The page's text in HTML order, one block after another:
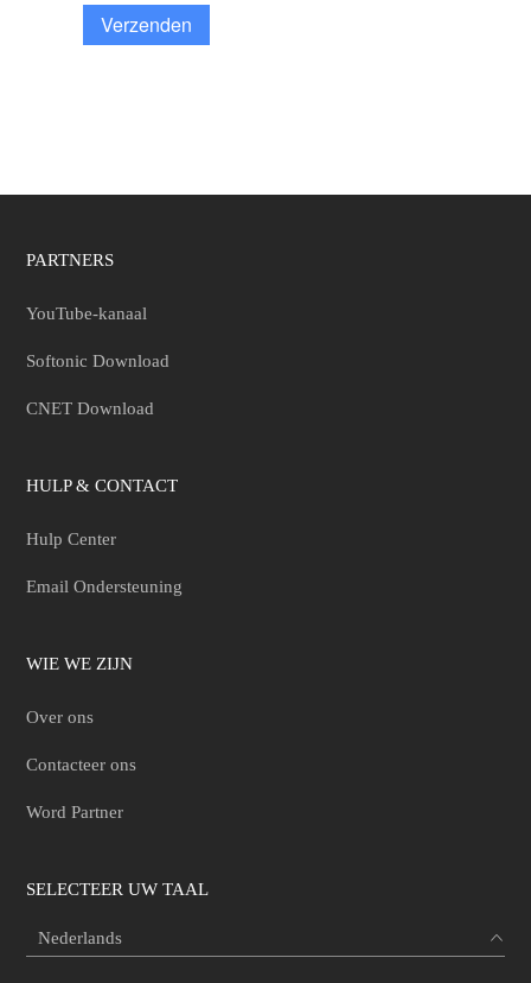
Verzenden
PARTNERS
YouTube-kanaal
Softonic Download
CNET Download
HULP & CONTACT
Hulp Center
Email Ondersteuning
WIE WE ZIJN
Over ons
Contacteer ons
Word Partner
SELECTEER UW TAAL